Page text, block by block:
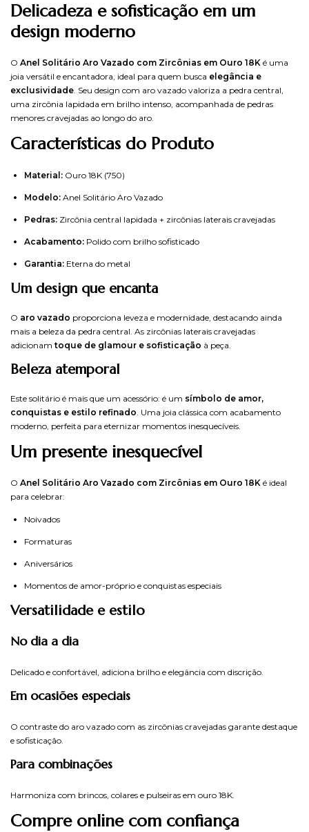
Delicadeza e sofisticação em um
design moderno
O Anel Solitário Aro Vazado com Zircônias em Ouro 18K é uma
joia versátil e encantadora, ideal para quem busca elegância e
exclusividade. Seu design com aro vazado valoriza a pedra central,
uma zircônia lapidada em brilho intenso, acompanhada de pedras
menores cravejadas ao longo do aro.
Características do Produto
Material: Ouro 18K (750)
Modelo: Anel Solitário Aro Vazado
Pedras: Zircônia central lapidada + zircônias laterais cravejadas
Acabamento: Polido com brilho sofisticado
Garantia: Eterna do metal
Um design que encanta
O aro vazado proporciona leveza e modernidade, destacando ainda
mais a beleza da pedra central. As zircônias laterais cravejadas
adicionam toque de glamour e sofisticação à peça.
Beleza atemporal
Este solitário é mais que um acessório: é um símbolo de amor,
conquistas e estilo refinado. Uma joia clássica com acabamento
moderno, perfeita para eternizar momentos inesquecíveis.
Um presente inesquecível
O Anel Solitário Aro Vazado com Zircônias em Ouro 18K é ideal
para celebrar:
Noivados
Formaturas
Aniversários
Momentos de amor-próprio e conquistas especiais
Versatilidade e estilo
No dia a dia
Delicado e confortável, adiciona brilho e elegância com discrição.
Em ocasiões especiais
O contraste do aro vazado com as zircônias cravejadas garante destaque
e sofisticação.
Para combinações
Harmoniza com brincos, colares e pulseiras em ouro 18K.
Compre online com confiança